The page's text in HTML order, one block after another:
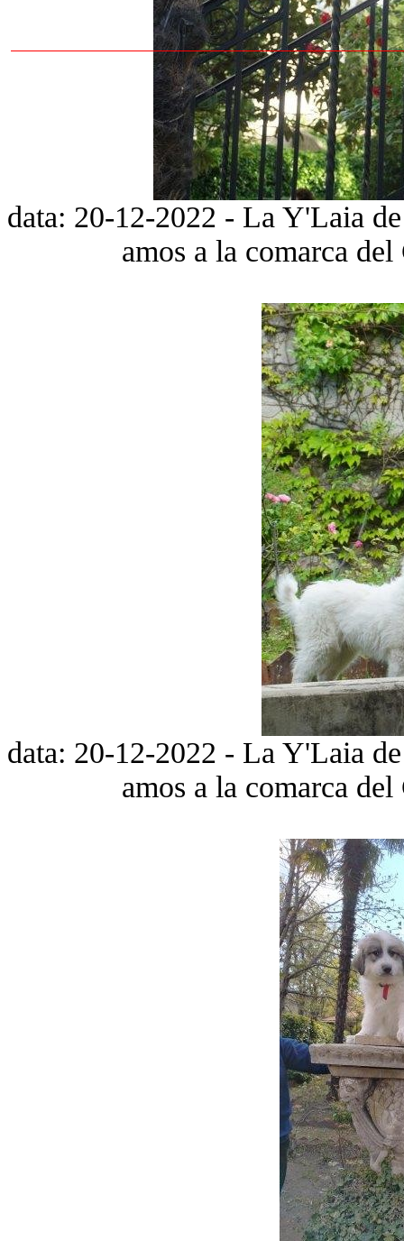
data: 20-12-2022 - La Y'Laia
amos a la comarca
data: 20-12-2022 - La Y'Laia
amos a la comarca